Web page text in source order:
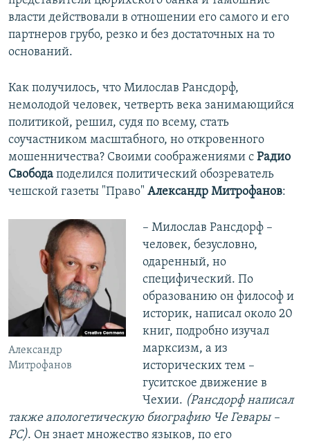
власти действовали в отношении его самого и его
партнеров грубо, резко и без достаточных на то
оснований.
Как получилось, что Милослав Рансдорф,
немолодой человек, четверть века занимающийся
политикой, решил, судя по всему, стать
соучастником масштабного, но откровенного
мошенничества? Своими соображениями с Радио
Свобода поделился политический обозреватель
чешской газеты "Право" Александр Митрофанов:
Александр
Митрофанов
– Милослав Рансдорф –
человек, безусловно,
одаренный, но
специфический. По
образованию он философ и
историк, написал около 20
книг, подробно изучал
марксизм, а из
исторических тем –
гуситское движение в
Чехии. (Рансдорф написал
также апологетическую биографию Че Гевары –
РС). Он знает множество языков, по его